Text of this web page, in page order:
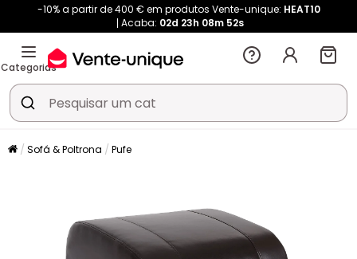
-10% a partir de 400 € em produtos Vente-unique: HEAT10
Acaba: 02d 23h 08m 52s
Categorias
Sofá & Poltrona Pufe